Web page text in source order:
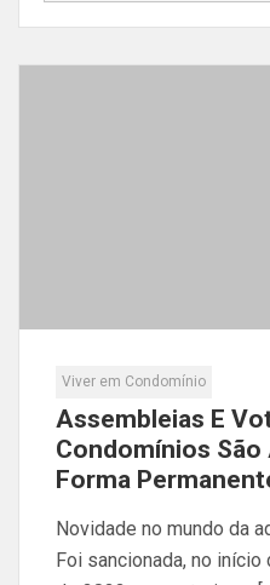
Viver em Condomínio
Assembleias E
Condomínios São
Forma
Novidade no mundo da
Foi sancionada, no